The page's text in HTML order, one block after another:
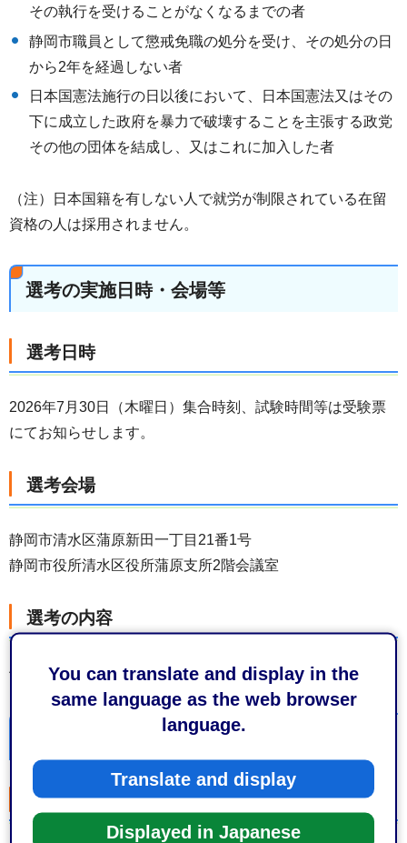
You can translate and display in the
same language as the web browser
language.
Translate and display
Displayed in Japanese
その執行を受けることがなくなるまでの者
静岡市職員として懲戒免職の処分を受け、その処分の日
から2年を経過しない者
日本国憲法施行の日以後において、日本国憲法又はその
下に成立した政府を暴力で破壊することを主張する政党
その他の団体を結成し、又はこれに加入した者
（注）日本国籍を有しない人で就労が制限されている在留
資格の人は採用されません。
選考の実施日時・会場等
選考日時
2026年7月30日（木曜日）集合時刻、試験時間等は受験票
にてお知らせします。
選考会場
静岡市清水区蒲原新田一丁目21番1号
静岡市役所清水区役所蒲原支所2階会議室
選考の内容
個別面接試験
申込方法（申し込みは終了しました。）
申込方法